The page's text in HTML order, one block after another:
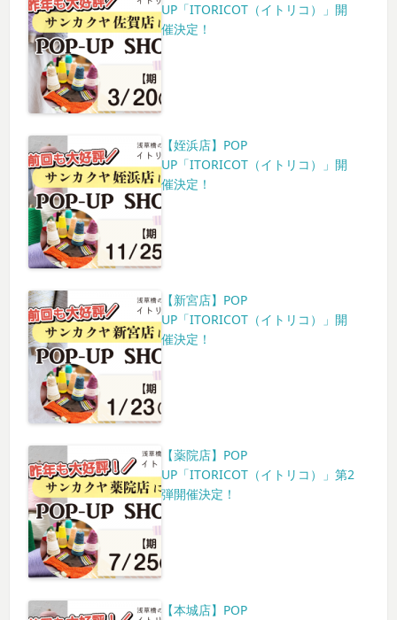
UP「ITORICOT（イトリコ）」開
催決定！
【姪浜店】POP
UP「ITORICOT（イトリコ）」開
催決定！
【新宮店】POP
UP「ITORICOT（イトリコ）」開
催決定！
【薬院店】POP
UP「ITORICOT（イトリコ）」第2
弾開催決定！
【本城店】POP